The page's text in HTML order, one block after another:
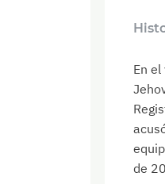
En
de